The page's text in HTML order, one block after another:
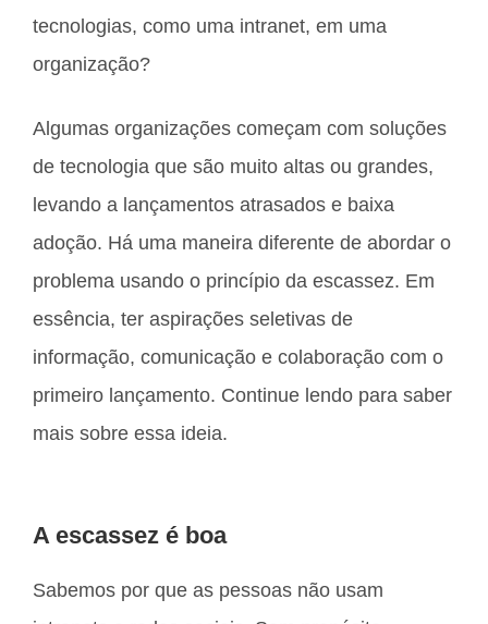
tecnologias, como uma intranet, em uma
organização?
Algumas organizações começam com soluções
de tecnologia que são muito altas ou grandes,
levando a lançamentos atrasados ​​e baixa
adoção. Há uma maneira diferente de abordar o
problema usando o princípio da escassez. Em
essência, ter aspirações seletivas de
informação, comunicação e colaboração com o
primeiro lançamento. Continue lendo para saber
mais sobre essa ideia.
A escassez é boa
Sabemos por que as pessoas não usam